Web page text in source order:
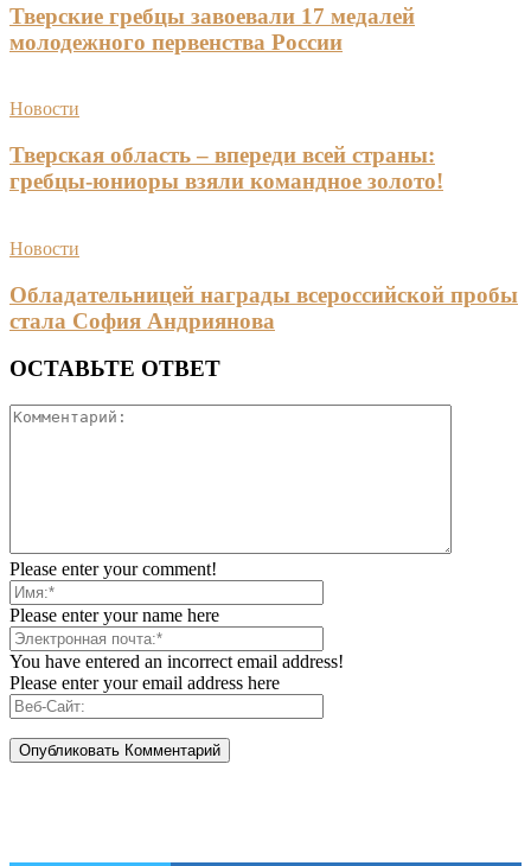
Тверские гребцы завоевали 17 медалей
молодежного первенства России
Новости
Тверская область – впереди всей страны:
гребцы-юниоры взяли командное золото!
Новости
Обладательницей награды всероссийской пробы
стала София Андриянова
ОСТАВЬТЕ ОТВЕТ
Please enter your comment!
Please enter your name here
You have entered an incorrect email address!
Please enter your email address here